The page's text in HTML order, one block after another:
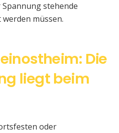
stehende
müssen.
Die
liegt beim
oder